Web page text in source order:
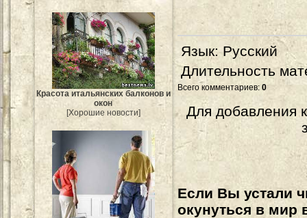
Красота итальянских балконов и
окон
[Хорошие новости]
Язык: Русский
Длительность
Всего комментариев: 0
Для добавления
Если Вы устали
окунуться в мир